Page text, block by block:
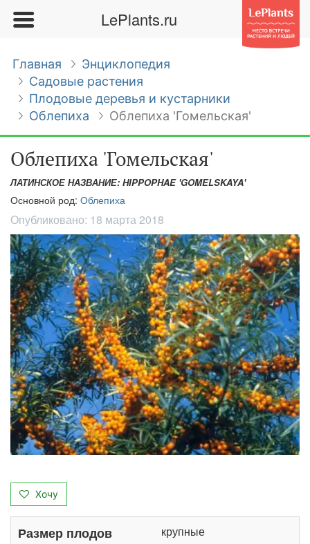
LePlants.ru
Главная
Энциклопедия
Садовые растения
Плодовые деревья и кустарники
Облепиха
Облепиха 'Гомельская'
Облепиха 'Гомельская'
ЛАТИНСКОЕ НАЗВАНИЕ: HIPPOPHAE 'GOMELSKAYA'
Основной род: Облепиха
Опубликовано: 18 марта 2018
Хочу
Размер плодов крупные